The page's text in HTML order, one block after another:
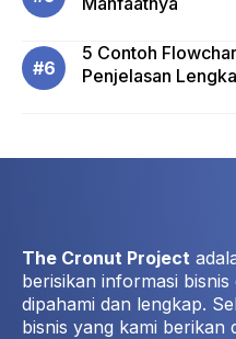
5 Contoh
Penjelasan
The Cronut Project
berisikan informasi
dipahami dan lengkap.
bisnis yang kami berikan